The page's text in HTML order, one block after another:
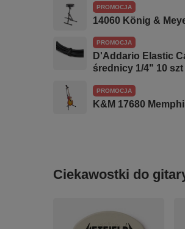
PROMOCJA
14060 König &
PROMOCJA
D'Addario Elastic
średnicy 1/4" 10 szt
PROMOCJA
K&M 17680
Ciekawostki do